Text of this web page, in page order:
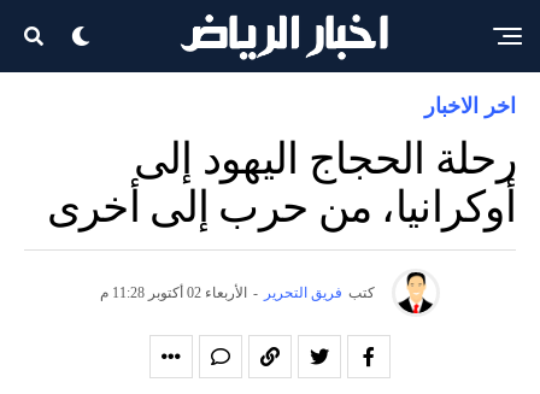
اخر الاخبار
رحلة الحجاج اليهود إلى
أوكرانيا، من حرب إلى أخرى
كتب فريق التحرير - الأربعاء 02 أكتوبر 11:28 م